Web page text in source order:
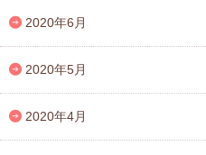
2020年6月
2020年5月
2020年4月